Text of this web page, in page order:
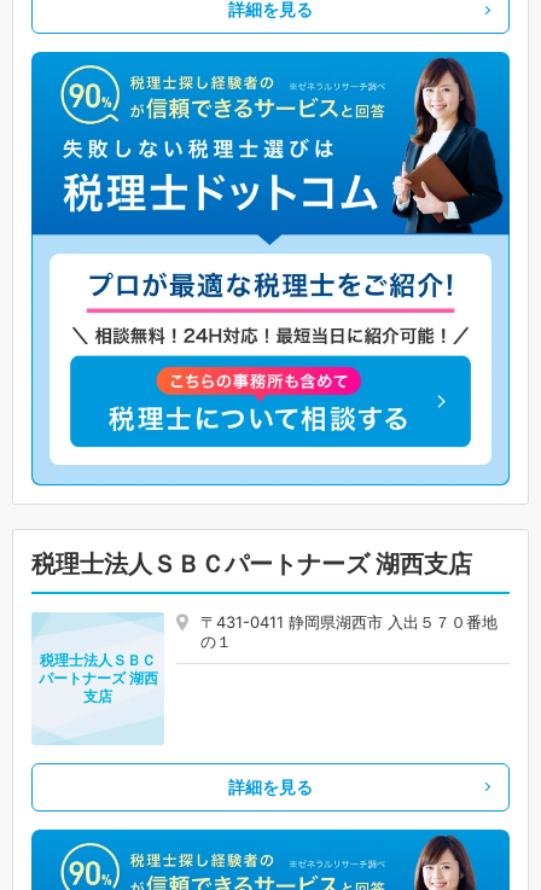
詳細を見る
税理士法人ＳＢＣパートナーズ 湖西支店
〒431-0411 静岡県湖西市 入出５７０番地
の１
税理士法人ＳＢＣ
パートナーズ 湖西
支店
詳細を見る